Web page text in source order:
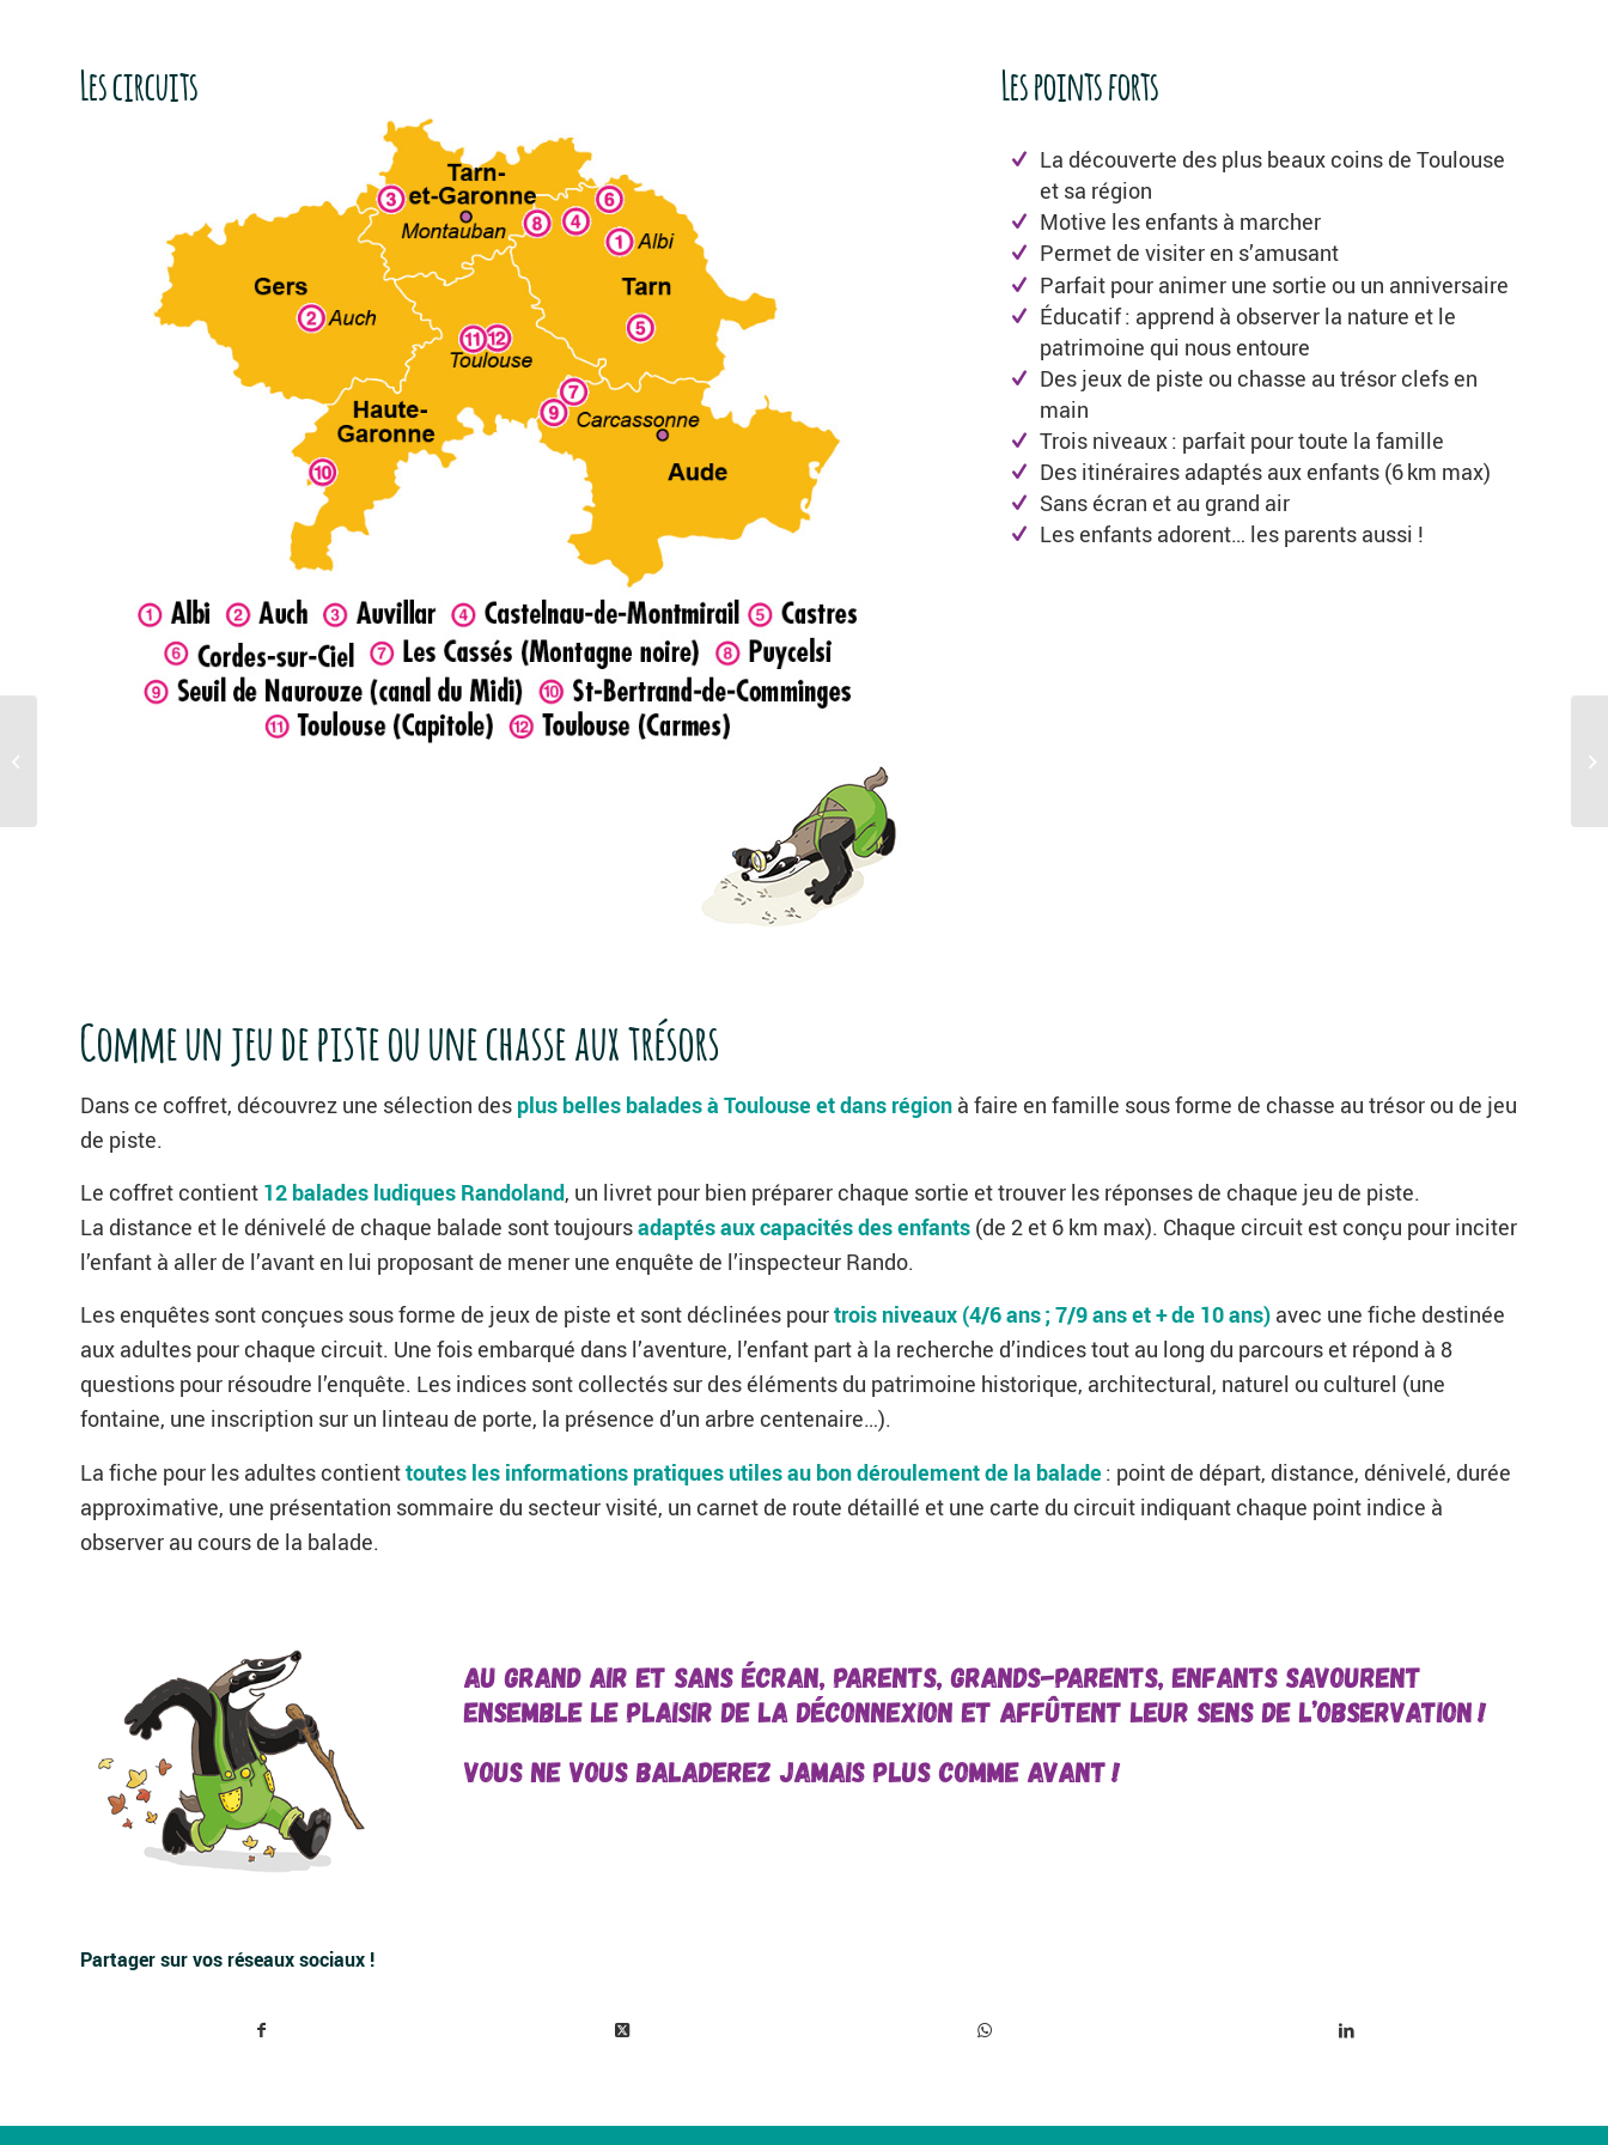
Les circuits Les points forts
La découverte des plus beaux coins de Toulouse
et sa région
Motive les enfants à marcher
Permet de visiter en s’amusant
Parfait pour animer une sortie ou un anniversaire
Éducatif : apprend à observer la nature et le
patrimoine qui nous entoure
Des jeux de piste ou chasse au trésor clefs en
main
Trois niveaux : parfait pour toute la famille
Des itinéraires adaptés aux enfants (6 km max)
Sans écran et au grand air
Les enfants adorent… les parents aussi !
Comme un jeu de piste ou une chasse aux trésors
Dans ce coffret, découvrez une sélection des plus belles balades à Toulouse et dans région à faire en famille sous forme de chasse au trésor ou de jeu
de piste.
Le coffret contient 12 balades ludiques Randoland, un livret pour bien préparer chaque sortie et trouver les réponses de chaque jeu de piste.
La distance et le dénivelé de chaque balade sont toujoursadaptés aux capacités des enfants (de 2 et 6 km max). Chaque circuit est conçu pour inciter
l’enfant à aller de l’avant en lui proposant de mener une enquête de l’inspecteur Rando.
Les enquêtes sont conçues sous forme de jeux de piste et sont déclinées pourtrois niveaux (4/6 ans ; 7/9 ans et + de 10 ans) avec une fiche destinée
aux adultes pour chaque circuit. Une fois embarqué dans l’aventure, l’enfant part à la recherche d’indices tout au long du parcours et répond à 8
questions pour résoudre l’enquête. Les indices sont collectés sur des éléments du patrimoine historique, architectural, naturel ou culturel (une
fontaine, une inscription sur un linteau de porte, la présence d’un arbre centenaire…).
La fiche pour les adultes contienttoutes les informations pratiques utiles au bon déroulement de la balade : point de départ, distance, dénivelé, durée
approximative, une présentation sommaire du secteur visité, un carnet de route détaillé et une carte du circuit indiquant chaque point indice à
observer au cours de la balade.
AU GRAND AIR ET SANS ÉCRAN, PARENTS, GRANDS-PARENTS, ENFANTS SAVOURENT
ENSEMBLE LE PLAISIR DE LA DÉCONNEXION ET AFFÛTENT LEUR SENS DE L’OBSERVATION !
VOUS NE VOUS BALADEREZ JAMAIS PLUS COMME AVANT !
Partager sur vos réseaux sociaux !